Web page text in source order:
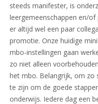
steeds manifester, is
leergemeenschappen en/
er altijd wel een paar
promotie. Onze huidige
mbo-instellingen gaan
zo niet alleen
het mbo. Belangrijk, om zo
te zijn om de goede
onderwijs. Iedere dag een